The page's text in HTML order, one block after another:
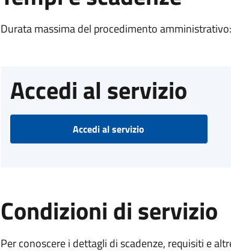
Durata massima del procedimento
Accedi al servizio
Accedi al servizio
Condizioni di servizio
Per conoscere i dettagli di scadenze, requisiti e